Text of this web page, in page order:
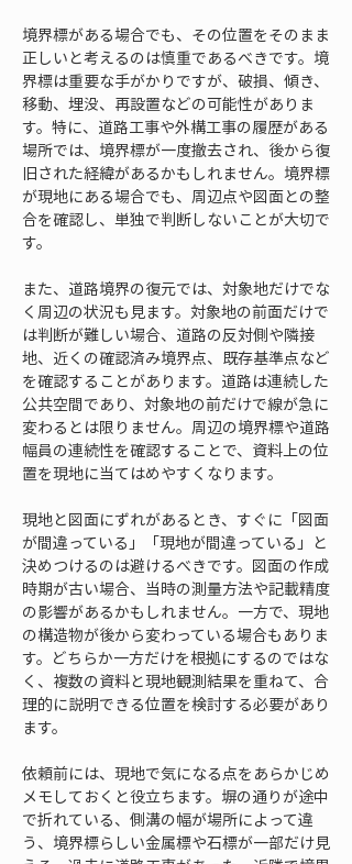
境界標がある場合でも、その位置をそのまま
正しいと考えるのは慎重であるべきです。境
界標は重要な手がかりですが、破損、傾き、
移動、埋没、再設置などの可能性がありま
す。特に、道路工事や外構工事の履歴がある
場所では、境界標が一度撤去され、後から復
旧された経緯があるかもしれません。境界標
が現地にある場合でも、周辺点や図面との整
合を確認し、単独で判断しないことが大切で
す。
また、道路境界の復元では、対象地だけでな
く周辺の状況も見ます。対象地の前面だけで
は判断が難しい場合、道路の反対側や隣接
地、近くの確認済み境界点、既存基準点など
を確認することがあります。道路は連続した
公共空間であり、対象地の前だけで線が急に
変わるとは限りません。周辺の境界標や道路
幅員の連続性を確認することで、資料上の位
置を現地に当てはめやすくなります。
現地と図面にずれがあるとき、すぐに「図面
が間違っている」「現地が間違っている」と
決めつけるのは避けるべきです。図面の作成
時期が古い場合、当時の測量方法や記載精度
の影響があるかもしれません。一方で、現地
の構造物が後から変わっている場合もありま
す。どちらか一方だけを根拠にするのではな
く、複数の資料と現地観測結果を重ねて、合
理的に説明できる位置を検討する必要があり
ます。
依頼前には、現地で気になる点をあらかじめ
メモしておくと役立ちます。塀の通りが途中
で折れている、側溝の幅が場所によって違
う、境界標らしい金属標や石標が一部だけ見